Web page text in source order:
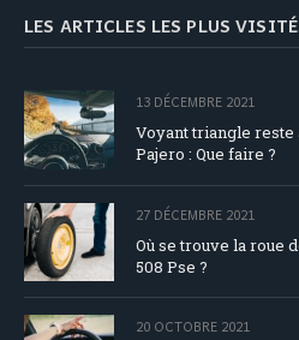
LES ARTICLES LES PLUS
13 DÉCEMBRE 2021
Voyant triangle
Pajero : Que faire ?
27 DÉCEMBRE 2021
Où se trouve la roue
508 Pse ?
20 OCTOBRE 2021